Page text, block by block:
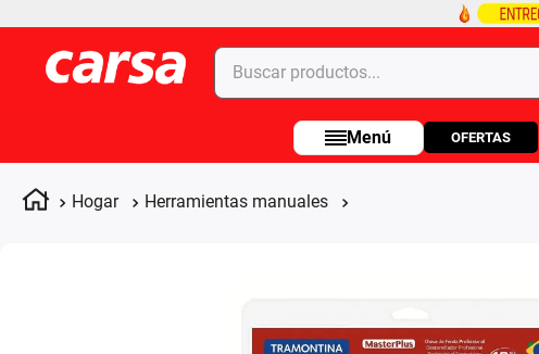
Buscar productos...
OFERTAS
Hogar Herramientas manuales
Términos más buscados